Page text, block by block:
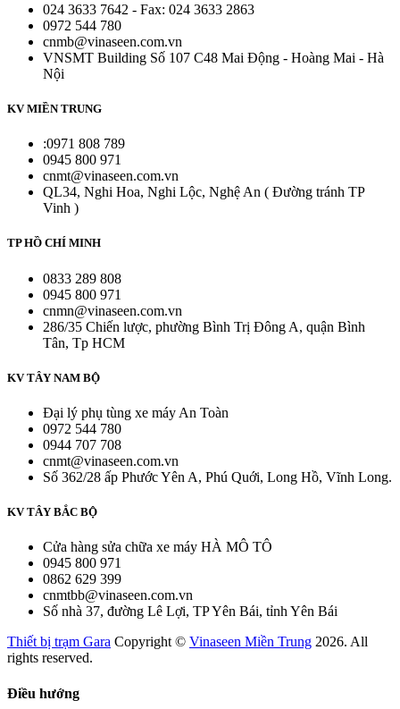
024 3633 7642 - Fax: 024 3633 2863
0972 544 780
cnmb@vinaseen.com.vn
VNSMT Building Số 107 C48 Mai Động - Hoàng Mai - Hà
Nội
KV MIỀN TRUNG
:0971 808 789
0945 800 971
cnmt@vinaseen.com.vn
QL34, Nghi Hoa, Nghi Lộc, Nghệ An ( Đường tránh TP
Vinh )
TP HỒ CHÍ MINH
0833 289 808
0945 800 971
cnmn@vinaseen.com.vn
286/35 Chiến lược, phường Bình Trị Đông A, quận Bình
Tân, Tp HCM
KV TÂY NAM BỘ
Đại lý phụ tùng xe máy An Toàn
0972 544 780
0944 707 708
cnmt@vinaseen.com.vn
Số 362/28 ấp Phước Yên A, Phú Quới, Long Hồ, Vĩnh Long.
KV TÂY BẮC BỘ
Cửa hàng sửa chữa xe máy HÀ MÔ TÔ
0945 800 971
0862 629 399
cnmtbb@vinaseen.com.vn
Số nhà 37, đường Lê Lợi, TP Yên Bái, tỉnh Yên Bái
Thiết bị trạm Gara Copyright © Vinaseen Miền Trung 2026. All
rights reserved.
Điều hướng